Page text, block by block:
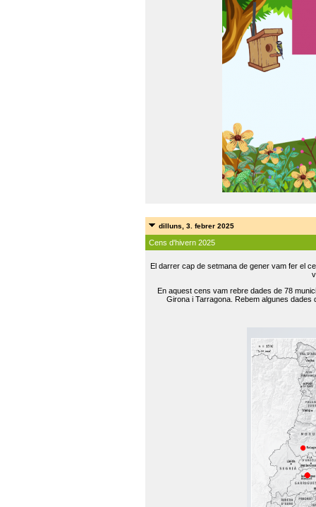
dilluns, 3. febrer 2025
Cens d'hivern 2025
El darrer cap de setmana de gener vam fer el
En aquest cens vam rebre dades de 78
Girona i Tarragona. Rebem algunes